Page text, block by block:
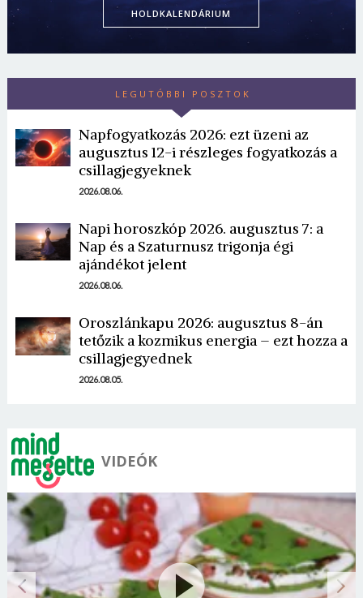
HOLDKALENDÁRIUM
LEGUTÓBBI POSZTOK
Napfogyatkozás 2026: ezt üzeni az
augusztus 12-i részleges fogyatkozás a
csillagjegyeknek
2026.08.06.
Napi horoszkóp 2026. augusztus 7: a
Nap és a Szaturnusz trigonja égi
ajándékot jelent
2026.08.06.
Oroszlánkapu 2026: augusztus 8-án
tetőzik a kozmikus energia – ezt hozza a
csillagjegyednek
2026.08.05.
VIDEÓK